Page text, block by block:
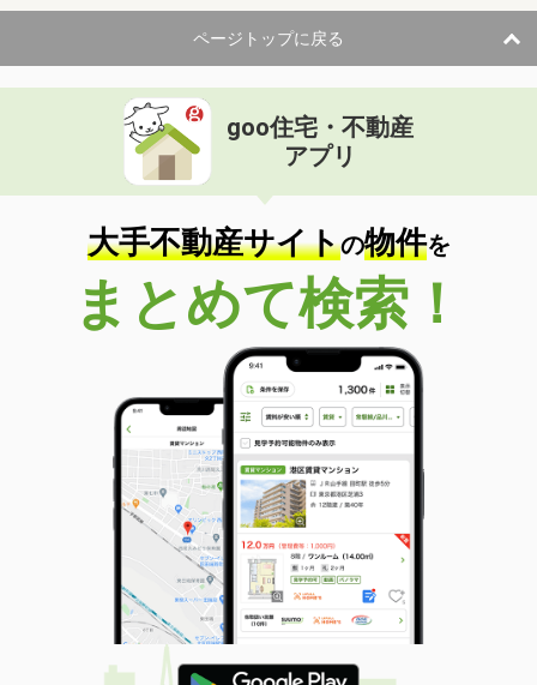
ページトップに戻る
goo住宅・不動産
アプリ
大手不動産サイトの物件を
まとめて検索！